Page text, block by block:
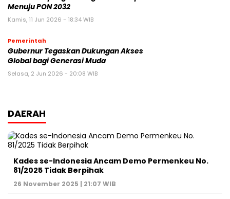
Menuju PON 2032
Kamis, 11 Jun 2026 - 18:34 WIB
Pemerintah
Gubernur Tegaskan Dukungan Akses
Global bagi Generasi Muda
Selasa, 2 Jun 2026 - 20:08 WIB
DAERAH
Kades se-Indonesia Ancam Demo Permenkeu No.
81/2025 Tidak Berpihak
26 November 2025 | 21:07 WIB